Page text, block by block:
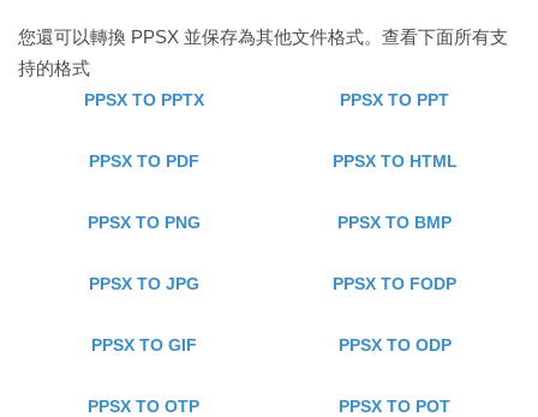
您還可以轉換 PPSX 並保存為其他文件格式。查看下面所有支
持的格式
PPSX TO PPTX PPSX TO PPT
PPSX TO PDF PPSX TO HTML
PPSX TO PNG PPSX TO BMP
PPSX TO JPG PPSX TO FODP
PPSX TO GIF PPSX TO ODP
PPSX TO OTP PPSX TO POT